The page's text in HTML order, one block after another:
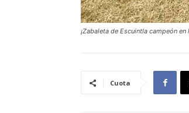
¡Zabaleta de Escuintla campeón
Cuota